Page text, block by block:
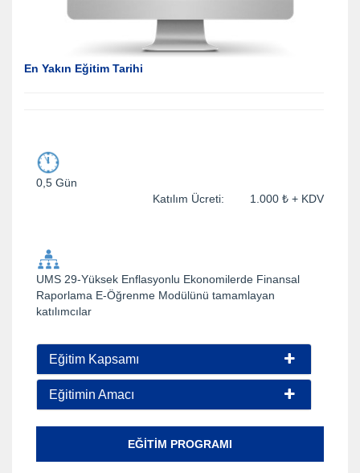
En Yakın Eğitim Tarihi
0,5 Gün
Katılım Ücreti: 1.000 ₺ + KDV
UMS 29-Yüksek Enflasyonlu Ekonomilerde Finansal
Raporlama E-Öğrenme Modülünü tamamlayan
katılımcılar
Eğitim Kapsamı
Eğitimin Amacı
EĞITIM PROGRAMI